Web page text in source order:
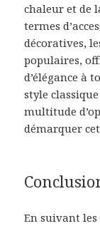
chaleur et de
termes
décoratives,
populaires,
d’élégance à
style
multitude
démarquer
En suivant les